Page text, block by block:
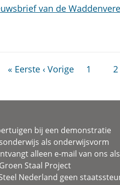
van de
« Eerste ‹ Vorige 1 2
bij een demonstratie
als onderwijsvorm
alleen e-mail van ons
Staal Project
Nederland geen